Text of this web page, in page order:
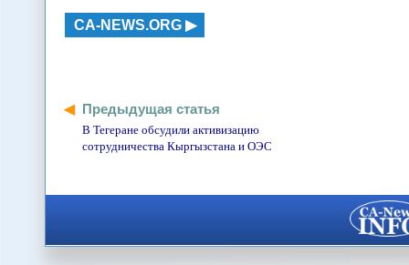
CA-NEWS.ORG
Предыдущая статья
В Тегеране обсудили активизацию
сотрудничества Кыргызстана и ОЭС